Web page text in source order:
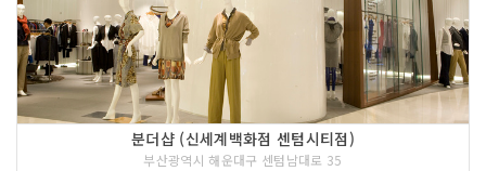
분더샵 (신세계백화점 센텀시티점)
부산광역시 해운대구 센텀남대로 35